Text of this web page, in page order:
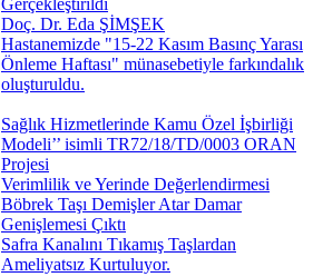
Doç. Dr. Eda ŞİMŞEK
Hastanemizde "15-22 Kasım Basınç Yarası
Önleme Haftası" münasebetiyle farkındalık
oluşturuldu.
Sağlık Hizmetlerinde Kamu Özel İşbirliği
Modeli’’ isimli TR72/18/TD/0003 ORAN
Projesi
Verimlilik ve Yerinde Değerlendirmesi
Böbrek Taşı Demişler Atar Damar
Genişlemesi Çıktı
Safra Kanalını Tıkamış Taşlardan
Ameliyatsız Kurtuluyor.